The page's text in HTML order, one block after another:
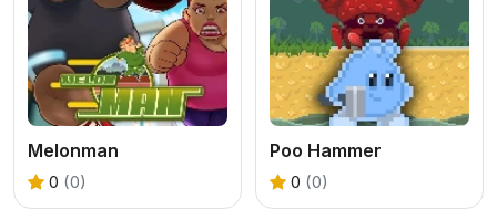
Melonman
0 (0)
Poo Hammer
0 (0)